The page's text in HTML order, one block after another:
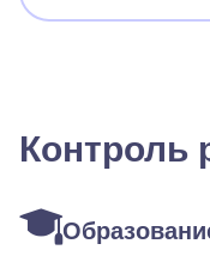
Контроль